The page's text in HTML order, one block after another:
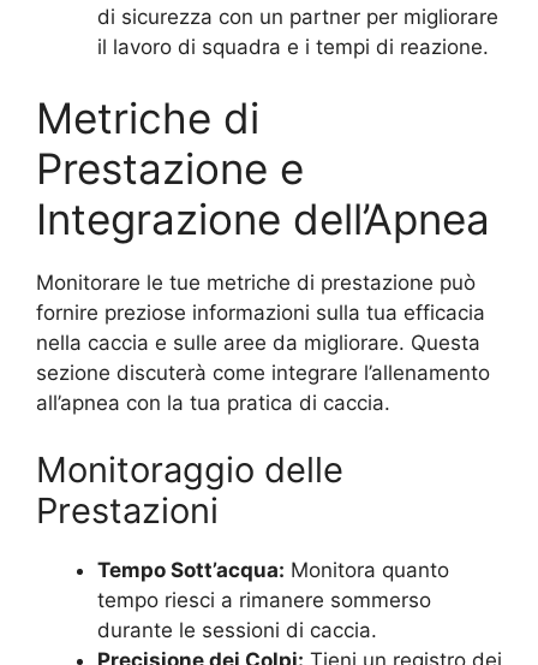
di sicurezza con un partner per migliorare
il lavoro di squadra e i tempi di reazione.
Metriche di
Prestazione e
Integrazione dell’Apnea
Monitorare le tue metriche di prestazione può
fornire preziose informazioni sulla tua efficacia
nella caccia e sulle aree da migliorare. Questa
sezione discuterà come integrare l’allenamento
all’apnea con la tua pratica di caccia.
Monitoraggio delle
Prestazioni
Tempo Sott’acqua: Monitora quanto
tempo riesci a rimanere sommerso
durante le sessioni di caccia.
Precisione dei Colpi: Tieni un registro dei